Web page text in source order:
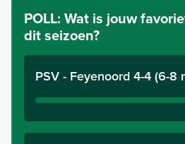
POLL: Wat is jouw
dit seizoen?
PSV - Feyenoord 4-4 (6-8